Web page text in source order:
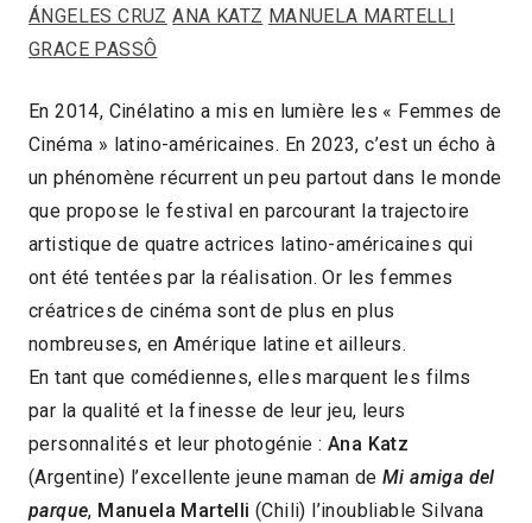
ÁNGELES CRUZ ANA KATZ MANUELA MARTELLI
GRACE PASSÔ
En 2014, Cinélatino a mis en lumière les « Femmes de
Cinéma » latino-américaines. En 2023, c’est un écho à
un phénomène récurrent un peu partout dans le monde
que propose le festival en parcourant la trajectoire
artistique de quatre actrices latino-américaines qui
ont été tentées par la réalisation. Or les femmes
créatrices de cinéma sont de plus en plus
nombreuses, en Amérique latine et ailleurs.
En tant que comédiennes, elles marquent les films
par la qualité et la finesse de leur jeu, leurs
personnalités et leur photogénie : Ana Katz
(Argentine) l’excellente jeune maman de Mi amiga del
parque, Manuela Martelli (Chili) l’inoubliable Silvana